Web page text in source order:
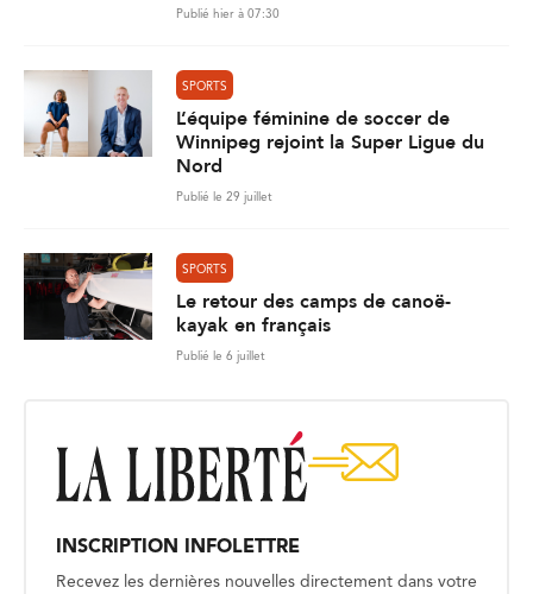
Publié hier à 07:30
SPORTS
L’équipe féminine de soccer de
Winnipeg rejoint la Super Ligue du
Nord
Publié le 29 juillet
SPORTS
Le retour des camps de canoë-
kayak en français
Publié le 6 juillet
INSCRIPTION INFOLETTRE
Recevez les dernières nouvelles directement dans votre